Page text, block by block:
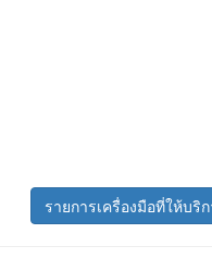
รายการเครื่องมือที่ให้บริ